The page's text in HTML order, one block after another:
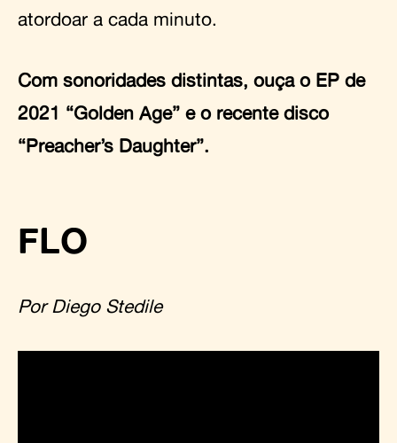
atordoar a cada minuto.
Com sonoridades distintas, ouça o EP de
2021 “Golden Age” e o recente disco
“Preacher’s Daughter”.
FLO
Por Diego Stedile